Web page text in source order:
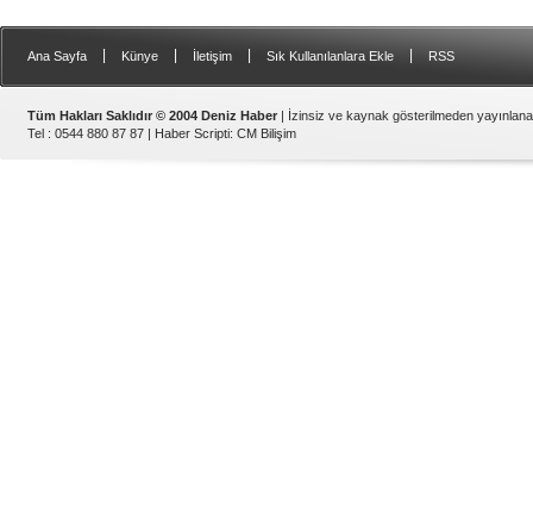
Ana Sayfa Künye İletişim Sık Kullanılanlara Ekle RSS
Tüm Hakları Saklıdır © 2004 Deniz Haber | İzinsiz ve kaynak gösterilmeden
Tel : 0544 880 87 87 | Haber Scripti: CM Bilişim